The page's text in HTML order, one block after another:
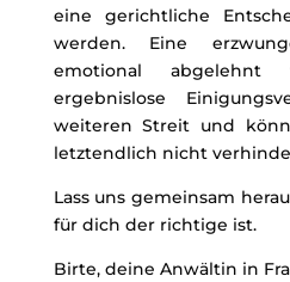
eine gerichtliche
werden. Eine
emotional
ergebnislose
weiteren Streit und
letztendlich nicht
Lass uns gemeinsam
für dich der richtige ist.
Birte, deine Anwältin in